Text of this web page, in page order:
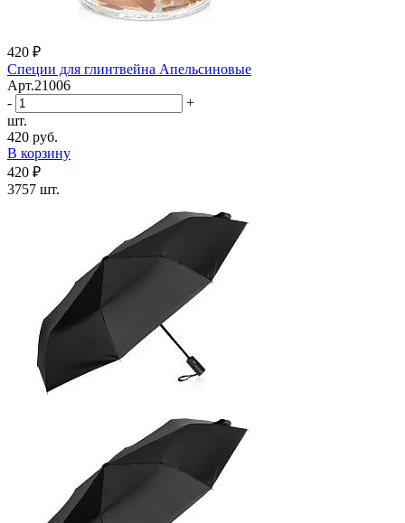
420 ₽
Специи для глинтвейна Апельсиновые
Арт.21006
-
+
шт.
420 руб.
В корзину
420 ₽
3757 шт.